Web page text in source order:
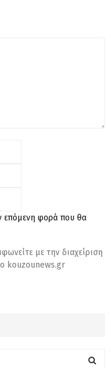
επόμενη φορά που θα
με την διαχείριση
kouzounews.gr